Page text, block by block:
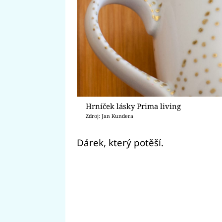
Hrníček lásky Prima living
Zdroj: Jan Kundera
Dárek, který potěší.